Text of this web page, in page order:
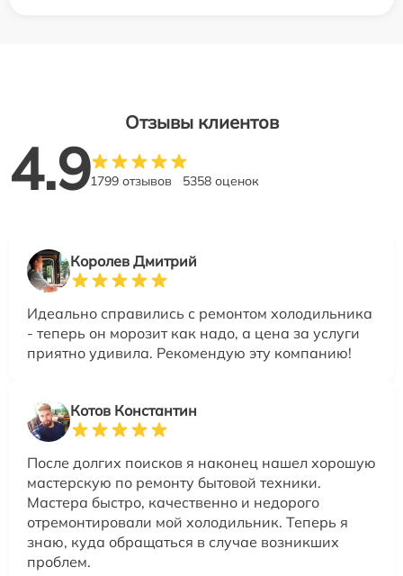
Отзывы клиентов
4.91799 отзывов 5358 оценок
Королев Дмитрий
Идеально справились с ремонтом холодильника
- теперь он морозит как надо, а цена за услуги
приятно удивила. Рекомендую эту компанию!
Котов Константин
После долгих поисков я наконец нашел хорошую
мастерскую по ремонту бытовой техники.
Мастера быстро, качественно и недорого
отремонтировали мой холодильник. Теперь я
знаю, куда обращаться в случае возникших
проблем.